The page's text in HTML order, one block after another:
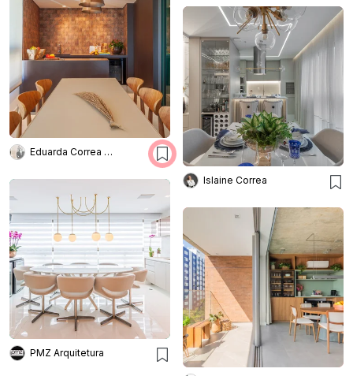
Eduarda Correa Arquitetos
Islaine Correa
PMZ Arquitetura